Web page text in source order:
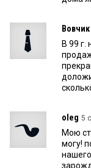
Вовчик
В 99
oleg 5
Мою
могу!